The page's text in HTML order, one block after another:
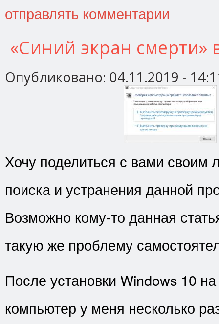
отправлять комментарии
«Синий экран смерти»
Опубликовано: 04.11.2019 -
Хочу поделиться с вами
поиска и устранения данной
Возможно кому-то данная
такую же проблему
После установки Windows 10
компьютер у меня несколько